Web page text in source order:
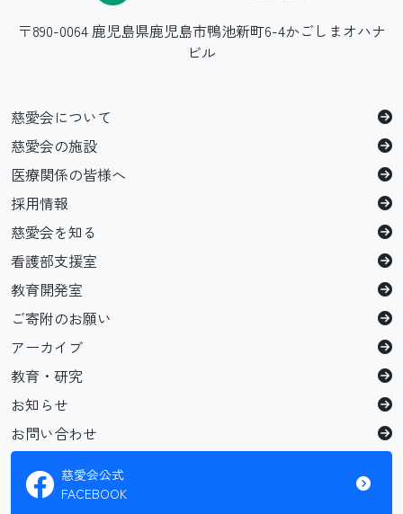
〒890-0064 鹿児島県鹿児島市鴨池新町6-4かごしまオハナ
ビル
慈愛会について
慈愛会の施設
医療関係の皆様へ
採用情報
慈愛会を知る
看護部支援室
教育開発室
ご寄附のお願い
アーカイブ
教育・研究
お知らせ
お問い合わせ
慈愛会公式
FACEBOOK